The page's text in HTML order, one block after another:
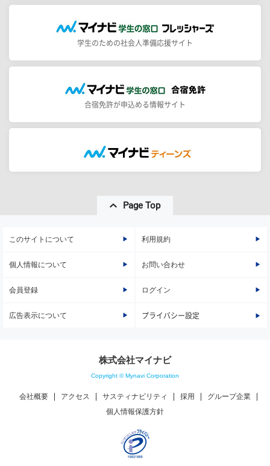
学生のための社会人準備応援サイト
合宿免許が申込める情報サイト
Page Top
このサイトについて 利用規約
個人情報について お問い合わせ
会員登録 ログイン
広告表示について プライバシー設定
株式会社マイナビ
Copyright © Mynavi Corporation
会社概要 アクセス サスティナビリティ 採用
グループ企業
個人情報保護方針